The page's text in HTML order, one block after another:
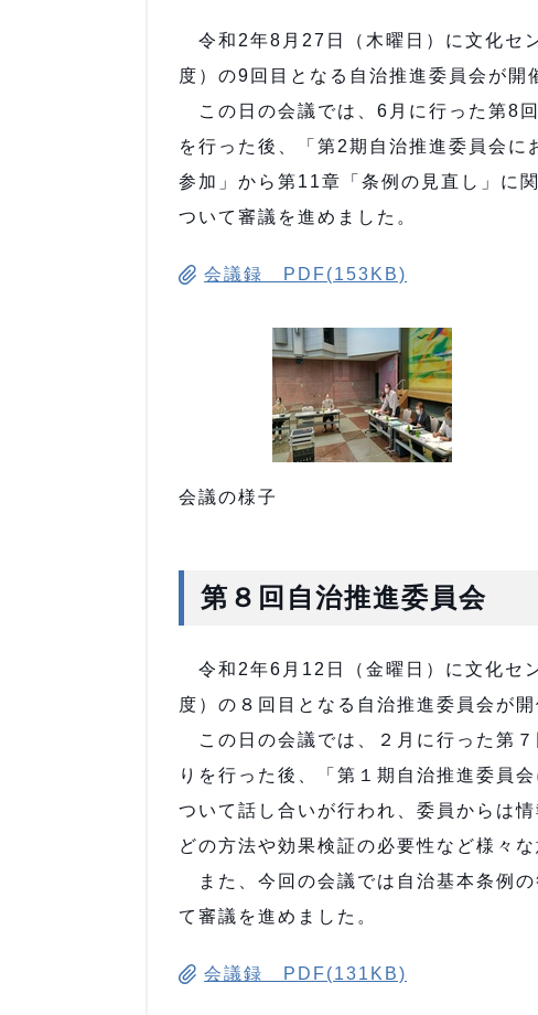
令和2年8月27日（木曜日）に文化セ
度）の9回目となる自治推進委員会が開
この日の会議では、6月に行った第8
を行った後、「第2期自治推進委員会
参加」から第11章「条例の見直し」に
ついて審議を進めました。
会議録 PDF(153KB)
会議の様子
第８回自治推進委員会
令和2年6月12日（金曜日）に文化セ
度）の８回目となる自治推進委員会が開
この日の会議では、２月に行った第
りを行った後、「第１期自治推進委員
ついて話し合いが行われ、委員からは
どの方法や効果検証の必要性など様々
また、今回の会議では自治基本条例
て審議を進めました。
会議録 PDF(131KB)